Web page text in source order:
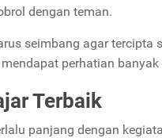
dengan teman.
seimbang agar tercipta
perhatian
Terbaik
panjang dengan